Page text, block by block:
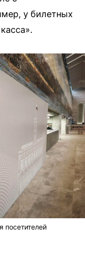
у билетных
посетителей